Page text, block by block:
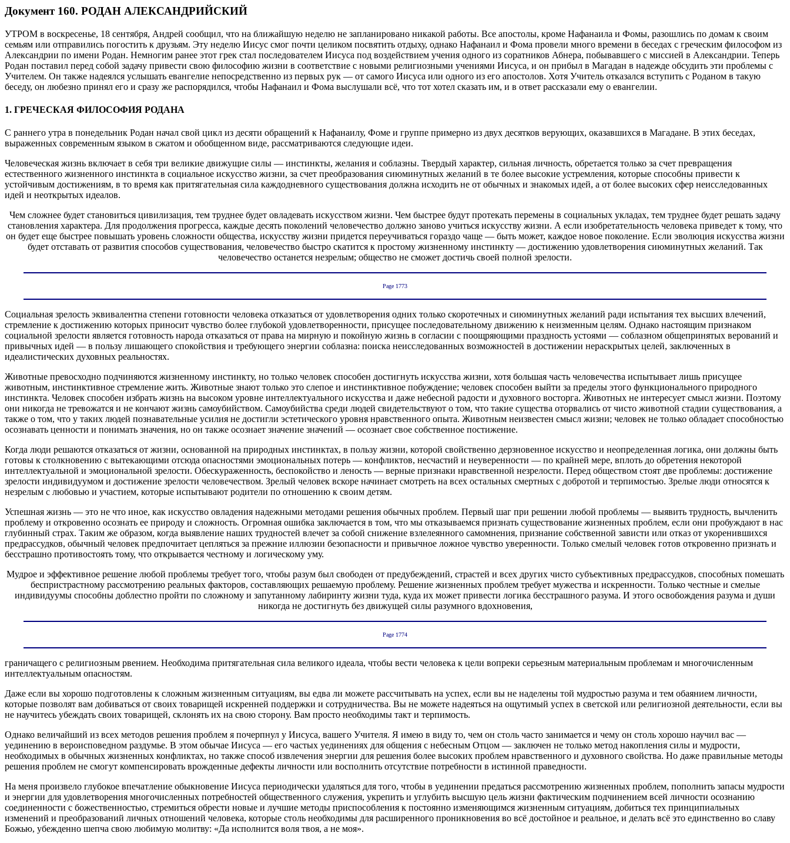
Документ 160. РОДАН АЛЕКСАНДРИЙСКИЙ
УТРОМ в воскресенье, 18 сентября, Андрей сообщил, что на ближайшую неделю не запланировано никакой работы. Все апостолы, кроме Нафанаила и Фомы, разошлись по домам к своим
семьям или отправились погостить к друзьям. Эту неделю Иисус смог почти целиком посвятить отдыху, однако Нафанаил и Фома провели много времени в беседах с греческим философом из
Александрии по имени Родан. Немногим ранее этот грек стал последователем Иисуса под воздействием учения одного из соратников Абнера, побывавшего с миссией в Александрии. Теперь
Родан поставил перед собой задачу привести свою философию жизни в соответствие с новыми религиозными учениями Иисуса, и он прибыл в Магадан в надежде обсудить эти проблемы с
Учителем. Он также надеялся услышать евангелие непосредственно из первых рук — от самого Иисуса или одного из его апостолов. Хотя Учитель отказался вступить с Роданом в такую
беседу, он любезно принял его и сразу же распорядился, чтобы Нафанаил и Фома выслушали всё, что тот хотел сказать им, и в ответ рассказали ему о евангелии.
1. ГРЕЧЕСКАЯ ФИЛОСОФИЯ РОДАНА
С раннего утра в понедельник Родан начал свой цикл из десяти обращений к Нафанаилу, Фоме и группе примерно из двух десятков верующих, оказавшихся в Магадане. В этих беседах,
выраженных современным языком в сжатом и обобщенном виде, рассматриваются следующие идеи.
Человеческая жизнь включает в себя три великие движущие силы — инстинкты, желания и соблазны. Твердый характер, сильная личность, обретается только за счет превращения
естественного жизненного инстинкта в социальное искусство жизни, за счет преобразования сиюминутных желаний в те более высокие устремления, которые способны привести к
устойчивым достижениям, в то время как притягательная сила каждодневного существования должна исходить не от обычных и знакомых идей, а от более высоких сфер неисследованных
идей и неоткрытых идеалов.
Чем сложнее будет становиться цивилизация, тем труднее будет овладевать искусством жизни. Чем быстрее будут протекать перемены в социальных укладах, тем труднее будет решать задачу
становления характера. Для продолжения прогресса, каждые десять поколений человечество должно заново учиться искусству жизни. А если изобретательность человека приведет к тому, что
он будет еще быстрее повышать уровень сложности общества, искусству жизни придется переучиваться гораздо чаще — быть может, каждое новое поколение. Если эволюция искусства жизни
будет отставать от развития способов существования, человечество быстро скатится к простому жизненному инстинкту — достижению удовлетворения сиюминутных желаний. Так
человечество останется незрелым; общество не сможет достичь своей полной зрелости.
Page 1773
Социальная зрелость эквивалентна степени готовности человека отказаться от удовлетворения одних только скоротечных и сиюминутных желаний ради испытания тех высших влечений,
стремление к достижению которых приносит чувство более глубокой удовлетворенности, присущее последовательному движению к неизменным целям. Однако настоящим признаком
социальной зрелости является готовность народа отказаться от права на мирную и покойную жизнь в согласии с поощряющими праздность устоями — соблазном общепринятых верований и
привычных идей — в пользу лишающего спокойствия и требующего энергии соблазна: поиска неисследованных возможностей в достижении нераскрытых целей, заключенных в
идеалистических духовных реальностях.
Животные превосходно подчиняются жизненному инстинкту, но только человек способен достигнуть искусства жизни, хотя большая часть человечества испытывает лишь присущее
животным, инстинктивное стремление жить. Животные знают только это слепое и инстинктивное побуждение; человек способен выйти за пределы этого функционального природного
инстинкта. Человек способен избрать жизнь на высоком уровне интеллектуального искусства и даже небесной радости и духовного восторга. Животных не интересует смысл жизни. Поэтому
они никогда не тревожатся и не кончают жизнь самоубийством. Самоубийства среди людей свидетельствуют о том, что такие существа оторвались от чисто животной стадии существования, а
также о том, что у таких людей познавательные усилия не достигли эстетического уровня нравственного опыта. Животным неизвестен смысл жизни; человек не только обладает способностью
осознавать ценности и понимать значения, но он также осознает значение значений — осознает свое собственное постижение.
Когда люди решаются отказаться от жизни, основанной на природных инстинктах, в пользу жизни, которой свойственно дерзновенное искусство и неопределенная логика, они должны быть
готовы к столкновению с вытекающими отсюда опасностями эмоциональных потерь — конфликтов, несчастий и неуверенности — по крайней мере, вплоть до обретения некоторой
интеллектуальной и эмоциональной зрелости. Обескураженность, беспокойство и леность — верные признаки нравственной незрелости. Перед обществом стоят две проблемы: достижение
зрелости индивидуумом и достижение зрелости человечеством. Зрелый человек вскоре начинает смотреть на всех остальных смертных с добротой и терпимостью. Зрелые люди относятся к
незрелым с любовью и участием, которые испытывают родители по отношению к своим детям.
Успешная жизнь — это не что иное, как искусство овладения надежными методами решения обычных проблем. Первый шаг при решении любой проблемы — выявить трудность, вычленить
проблему и откровенно осознать ее природу и сложность. Огромная ошибка заключается в том, что мы отказываемся признать существование жизненных проблем, если они пробуждают в нас
глубинный страх. Таким же образом, когда выявление наших трудностей влечет за собой снижение взлелеянного самомнения, признание собственной зависти или отказ от укоренившихся
предрассудков, обычный человек предпочитает цепляться за прежние иллюзии безопасности и привычное ложное чувство уверенности. Только смелый человек готов откровенно признать и
бесстрашно противостоять тому, что открывается честному и логическому уму.
Мудрое и эффективное решение любой проблемы требует того, чтобы разум был свободен от предубеждений, страстей и всех других чисто субъективных предрассудков, способных помешать
беспристрастному рассмотрению реальных факторов, составляющих решаемую проблему. Решение жизненных проблем требует мужества и искренности. Только честные и смелые
индивидуумы способны доблестно пройти по сложному и запутанному лабиринту жизни туда, куда их может привести логика бесстрашного разума. И этого освобождения разума и души
никогда не достигнуть без движущей силы разумного вдохновения,
Page 1774
граничащего с религиозным рвением. Необходима притягательная сила великого идеала, чтобы вести человека к цели вопреки серьезным материальным проблемам и многочисленным
интеллектуальным опасностям.
Даже если вы хорошо подготовлены к сложным жизненным ситуациям, вы едва ли можете рассчитывать на успех, если вы не наделены той мудростью разума и тем обаянием личности,
которые позволят вам добиваться от своих товарищей искренней поддержки и сотрудничества. Вы не можете надеяться на ощутимый успех в светской или религиозной деятельности, если вы
не научитесь убеждать своих товарищей, склонять их на свою сторону. Вам просто необходимы такт и терпимость.
Однако величайший из всех методов решения проблем я почерпнул у Иисуса, вашего Учителя. Я имею в виду то, чем он столь часто занимается и чему он столь хорошо научил вас —
уединению в вероисповедном раздумье. В этом обычае Иисуса — его частых уединениях для общения с небесным Отцом — заключен не только метод накопления силы и мудрости,
необходимых в обычных жизненных конфликтах, но также способ извлечения энергии для решения более высоких проблем нравственного и духовного свойства. Но даже правильные методы
решения проблем не смогут компенсировать врожденные дефекты личности или восполнить отсутствие потребности в истинной праведности.
На меня произвело глубокое впечатление обыкновение Иисуса периодически удаляться для того, чтобы в уединении предаться рассмотрению жизненных проблем, пополнить запасы мудрости
и энергии для удовлетворения многочисленных потребностей общественного служения, укрепить и углубить высшую цель жизни фактическим подчинением всей личности осознанию
соединенности с божественностью, стремиться обрести новые и лучшие методы приспособления к постоянно изменяющимся жизненным ситуациям, добиться тех принципиальных
изменений и преобразований личных отношений человека, которые столь необходимы для расширенного проникновения во всё достойное и реальное, и делать всё это единственно во славу
Божью, убежденно шепча свою любимую молитву: «Да исполнится воля твоя, а не моя».